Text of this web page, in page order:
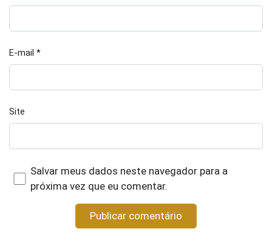
E-mail *
Site
Salvar meus dados neste navegador para a
próxima vez que eu comentar.